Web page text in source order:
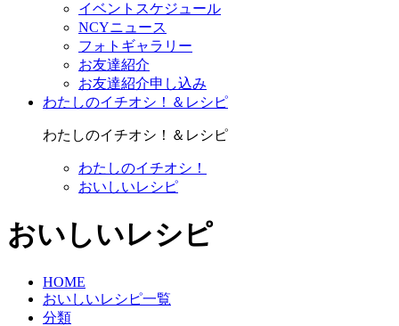
イベントスケジュール
NCYニュース
フォトギャラリー
お友達紹介
お友達紹介申し込み
わたしのイチオシ！＆レシピ
わたしのイチオシ！＆レシピ
わたしのイチオシ！
おいしいレシピ
おいしいレシピ
HOME
おいしいレシピ一覧
分類